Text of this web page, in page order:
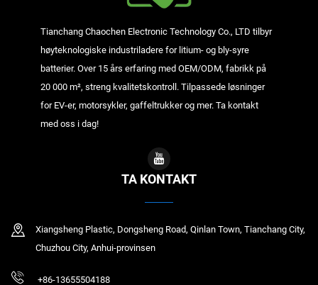
Tianchang Chaochen Electronic Technology Co., LTD tilbyr
høyteknologiske industriladere for litium- og bly-syre
batterier. Over 15 års erfaring med OEM/ODM, fabrikk på
20 000 m², streng kvalitetskontroll. Tilpassede løsninger
for EV-er, motorsykler, gaffeltrukker og mer. Ta kontakt
med oss i dag!
TA KONTAKT
Xiangsheng Plastic, Dongsheng Road, Qinlan Town, Tianchang City,
Chuzhou City, Anhui-provinsen
+86-13655504188